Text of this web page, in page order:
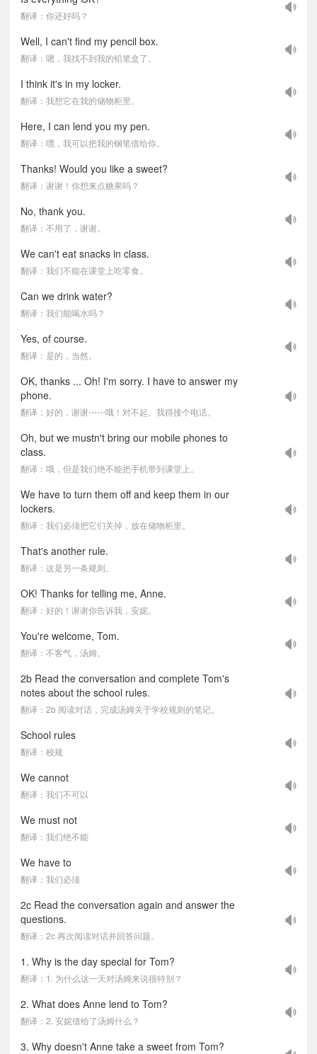
翻译：你还好吗？
Well, I can't find my pencil box.
翻译：嗯，我找不到我的铅笔盒了。
I think it's in my locker.
翻译：我想它在我的储物柜里。
Here, I can lend you my pen.
翻译：嘿，我可以把我的钢笔借给你。
Thanks! Would you like a sweet?
翻译：谢谢！你想来点糖果吗？
No, thank you.
翻译：不用了，谢谢。
We can't eat snacks in class.
翻译：我们不能在课堂上吃零食。
Can we drink water?
翻译：我们能喝水吗？
Yes, of course.
翻译：是的，当然。
OK, thanks ... Oh! I'm sorry. I have to answer my
phone.
翻译：好的，谢谢⋯⋯哦！对不起。我得接个电话。
Oh, but we mustn't bring our mobile phones to
class.
翻译：哦，但是我们绝不能把手机带到课堂上。
We have to turn them off and keep them in our
lockers.
翻译：我们必须把它们关掉，放在储物柜里。
That's another rule.
翻译：这是另一条规则。
OK! Thanks for telling me, Anne.
翻译：好的！谢谢你告诉我，安妮。
You're welcome, Tom.
翻译：不客气，汤姆。
2b Read the conversation and complete Tom's
notes about the school rules.
翻译：2b 阅读对话，完成汤姆关于学校规则的笔记。
School rules
翻译：校规
We cannot
翻译：我们不可以
We must not
翻译：我们绝不能
We have to
翻译：我们必须
2c Read the conversation again and answer the
questions.
翻译：2c 再次阅读对话并回答问题。
1. Why is the day special for Tom?
翻译：1. 为什么这一天对汤姆来说很特别？
2. What does Anne lend to Tom?
翻译：2. 安妮借给了汤姆什么？
3. Why doesn't Anne take a sweet from Tom?